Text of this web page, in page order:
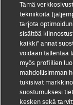
Käyttöehdot
Tietosuoja
Saavutettavuus
Lisätiedot
Evästeasetukset
Tämä
tekniikoita
tarjota
sisältöä
kaikki" annat
voidaan tallentaa
myös profiilien
mahdollisimman
tukisivat
suostumuksesi
kesken sekä